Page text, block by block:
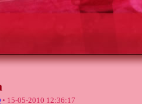
• 15-05-2010 12:36:17